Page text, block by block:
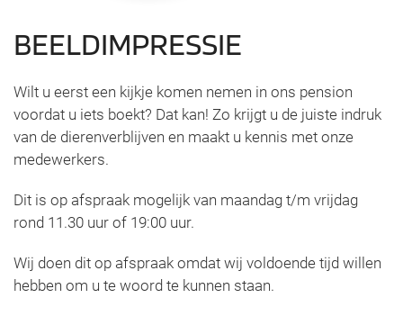
BEELDIMPRESSIE
Wilt u eerst een kijkje komen nemen in ons pension
voordat u iets boekt? Dat kan! Zo krijgt u de juiste indruk
van de dierenverblijven en maakt u kennis met onze
medewerkers.
Dit is op afspraak mogelijk van maandag t/m vrijdag
rond 11.30 uur of 19:00 uur.
Wij doen dit op afspraak omdat wij voldoende tijd willen
hebben om u te woord te kunnen staan.